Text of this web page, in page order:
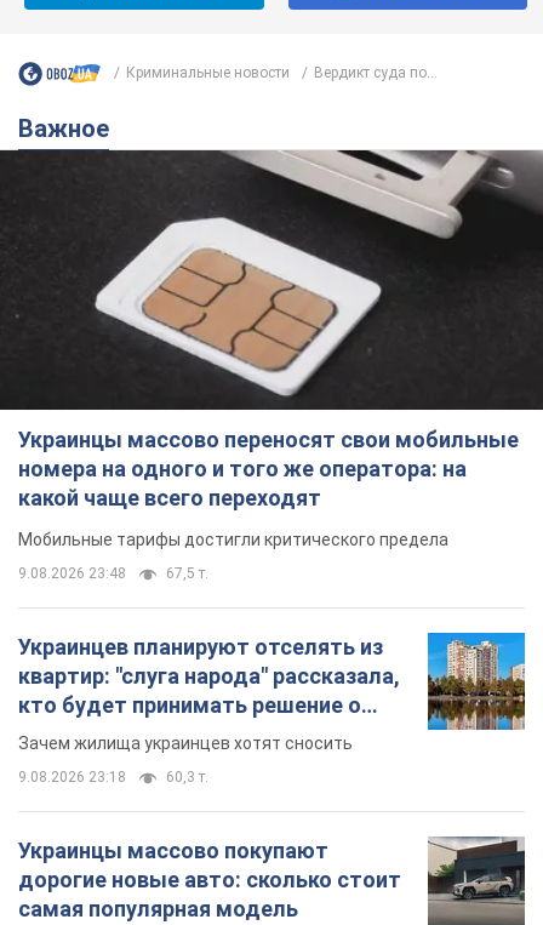
Криминальные новости Вердикт суда по...
Важное
Украинцы массово переносят свои мобильные
номера на одного и того же оператора: на
какой чаще всего переходят
Мобильные тарифы достигли критического предела
9.08.2026 23:48 67,5 т.
Украинцев планируют отселять из
квартир: "слуга народа" рассказала,
кто будет принимать решение о
сносе домов
Зачем жилища украинцев хотят сносить
9.08.2026 23:18 60,3 т.
Украинцы массово покупают
дорогие новые авто: сколько стоит
самая популярная модель